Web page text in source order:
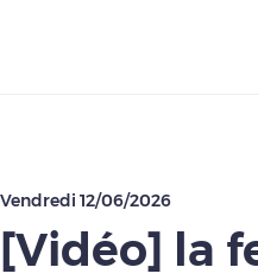
Vendredi 12/06/2026
[Vidéo] la